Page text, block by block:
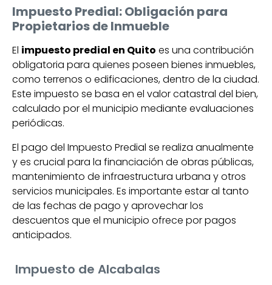
Impuesto Predial: Obligación para
Propietarios de Inmueble
El impuesto predial en Quito es una contribución
obligatoria para quienes poseen bienes inmuebles,
como terrenos o edificaciones, dentro de la ciudad.
Este impuesto se basa en el valor catastral del bien,
calculado por el municipio mediante evaluaciones
periódicas.
El pago del Impuesto Predial se realiza anualmente
y es crucial para la financiación de obras públicas,
mantenimiento de infraestructura urbana y otros
servicios municipales. Es importante estar al tanto
de las fechas de pago y aprovechar los
descuentos que el municipio ofrece por pagos
anticipados.
Impuesto de Alcabalas